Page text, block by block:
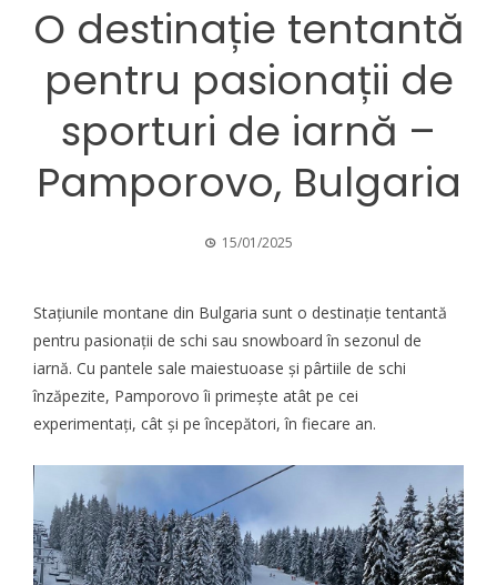
O destinație tentantă
pentru pasionații de
sporturi de iarnă –
Pamporovo, Bulgaria
15/01/2025
Stațiunile montane din Bulgaria sunt o destinație tentantă
pentru pasionații de schi sau snowboard în sezonul de
iarnă. Cu pantele sale maiestuoase și pârtiile de schi
înzăpezite, Pamporovo îi primește atât pe cei
experimentați, cât și pe începători, în fiecare an.